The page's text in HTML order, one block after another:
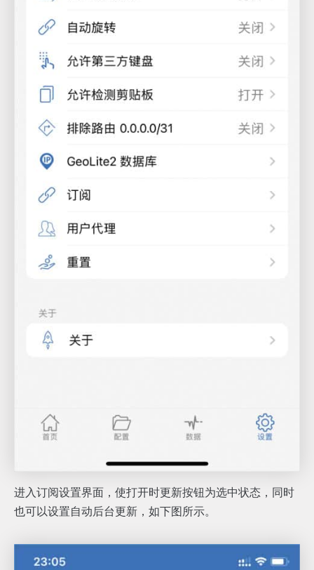
进入订阅设置界面，使打开时更新按钮为选中状态，同时
也可以设置自动后台更新，如下图所示。